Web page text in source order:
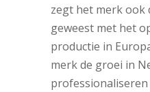
zegt het merk ook
geweest met het
productie in
merk de groei in